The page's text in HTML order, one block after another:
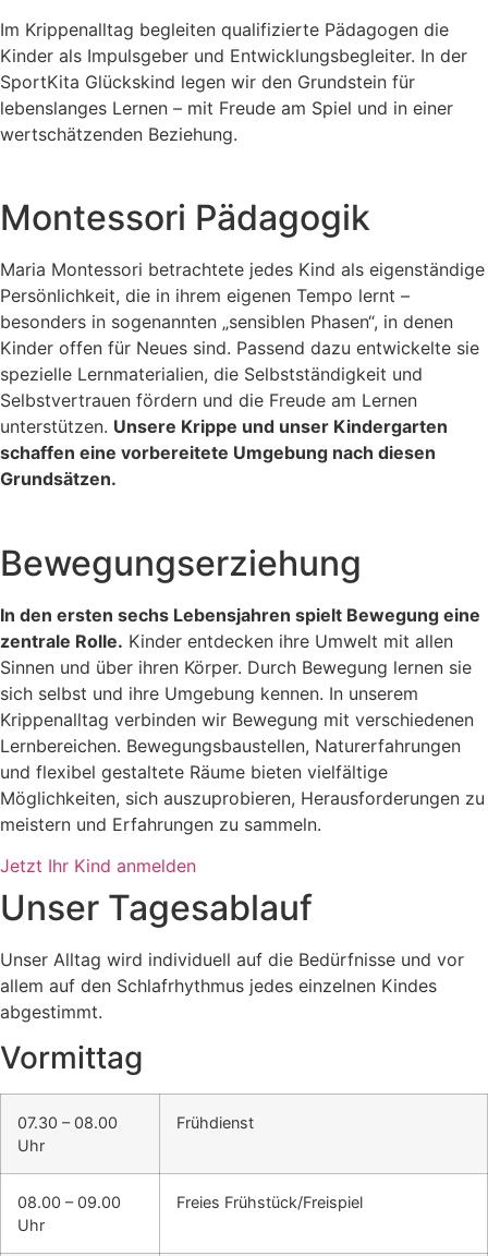
Im Krippenalltag begleiten qualifizierte Pädagogen die
Kinder als Impulsgeber und Entwicklungsbegleiter. In der
SportKita Glückskind legen wir den Grundstein für
lebenslanges Lernen – mit Freude am Spiel und in einer
wertschätzenden Beziehung.
Montessori Pädagogik
Maria Montessori betrachtete jedes Kind als eigenständige
Persönlichkeit, die in ihrem eigenen Tempo lernt –
besonders in sogenannten „sensiblen Phasen“, in denen
Kinder offen für Neues sind. Passend dazu entwickelte sie
spezielle Lernmaterialien, die Selbstständigkeit und
Selbstvertrauen fördern und die Freude am Lernen
unterstützen. Unsere Krippe und unser Kindergarten
schaffen eine vorbereitete Umgebung nach diesen
Grundsätzen.
Bewegungserziehung
In den ersten sechs Lebensjahren spielt Bewegung eine
zentrale Rolle. Kinder entdecken ihre Umwelt mit allen
Sinnen und über ihren Körper. Durch Bewegung lernen sie
sich selbst und ihre Umgebung kennen. In unserem
Krippenalltag verbinden wir Bewegung mit verschiedenen
Lernbereichen. Bewegungsbaustellen, Naturerfahrungen
und flexibel gestaltete Räume bieten vielfältige
Möglichkeiten, sich auszuprobieren, Herausforderungen zu
meistern und Erfahrungen zu sammeln.
Jetzt Ihr Kind anmelden
Unser Tagesablauf
Unser Alltag wird individuell auf die Bedürfnisse und vor
allem auf den Schlafrhythmus jedes einzelnen Kindes
abgestimmt.
Vormittag
07.30 – 08.00
Uhr
Frühdienst
08.00 – 09.00
Uhr
Freies Frühstück/Freispiel